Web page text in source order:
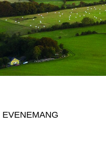
EVENEMANG